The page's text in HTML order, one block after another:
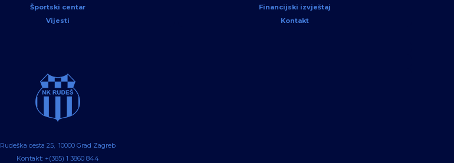
Športski centar
Vijesti
Financijski izvještaj
Kontakt
Rudeška cesta 25, 10000 Grad Zagreb
Kontakt: +(385) 1 3860 844